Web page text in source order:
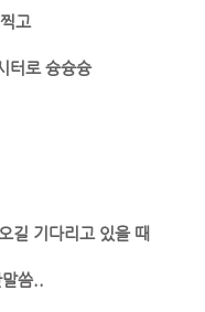
고
터로 슝슝슝
길 기다리고 있을 때
씀..